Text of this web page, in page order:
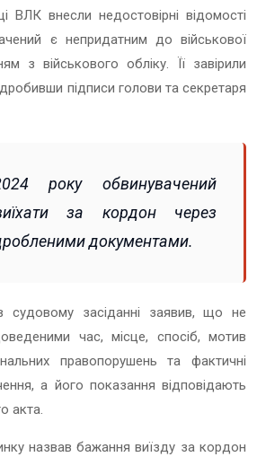
ВЛК внесли недостовірні відомості
є непридатним до військової
з військового обліку. Її завірили
підписи голови та секретаря
року обвинувачений
за кордон через
документами.
судовому засіданні заявив, що не
час, місце, спосіб, мотив
правопорушень та фактичні
а його показання відповідають
акта.
назвав бажання виїзду за кордон